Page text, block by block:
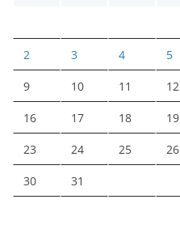
2 3 4 5
9 10 11 12
16 17 18 19
23 24 25 26
30 31